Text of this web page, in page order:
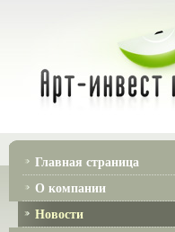
Главная страница
О компании
Новости